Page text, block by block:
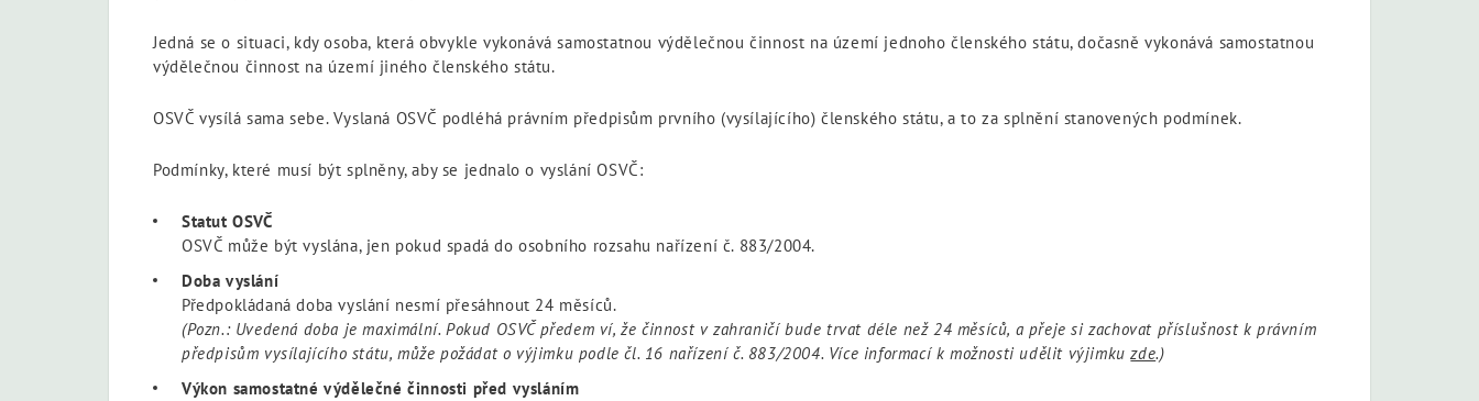
Jedná se o situaci, kdy osoba, která obvykle vykonává samostatnou výdělečnou činnost na území jednoho členského státu, dočasně vykonává samostatnou
výdělečnou činnost na území jiného členského státu.
OSVČ vysílá sama sebe. Vyslaná OSVČ podléhá právním předpisům prvního (vysílajícího) členského státu, a to za splnění stanovených podmínek.
Podmínky, které musí být splněny, aby se jednalo o vyslání OSVČ:
Statut OSVČ
OSVČ může být vyslána, jen pokud spadá do osobního rozsahu nařízení č. 883/2004.
Doba vyslání
Předpokládaná doba vyslání nesmí přesáhnout 24 měsíců.
(Pozn.: Uvedená doba je maximální. Pokud OSVČ předem ví, že činnost v zahraničí bude trvat déle než 24 měsíců, a přeje si zachovat příslušnost k právním
předpisům vysílajícího státu, může požádat o výjimku podle čl. 16 nařízení č. 883/2004. Více informací k možnosti udělit výjimkuzde.)
Výkon samostatné výdělečné činnosti před vysláním